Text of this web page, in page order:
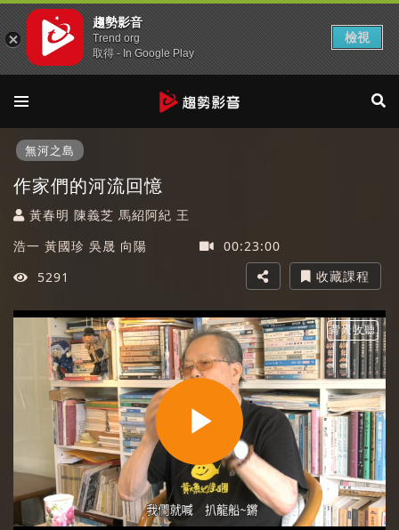
無河之島
作家們的河流回憶
黃春明 陳義芝 馬紹阿紀 王
浩一 黃國珍 吳晟 向陽
00:23:00
5291
收藏課程
背景收聽
Play
趨勢影音
Trend org
取得 - In Google Play
檢視